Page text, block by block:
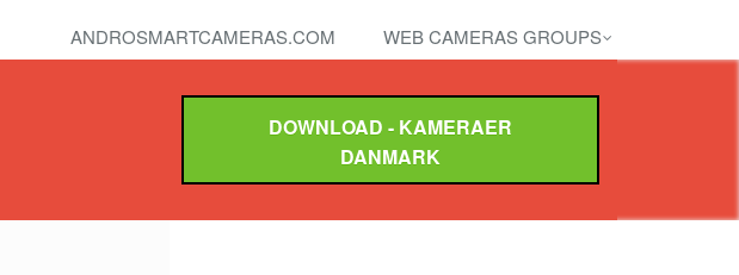
ANDROSMARTCAMERAS.COM WEB CAMERAS GROUPS
DOWNLOAD - KAMERAER
DANMARK